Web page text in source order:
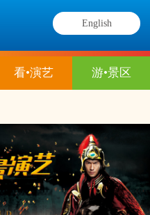
English
看•演艺 游•景区